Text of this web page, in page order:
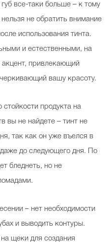
все-таки больше – к тому
не обратить внимание
использования тинта.
и естественными, на
акцент, привлекающий
вашу красоту.
стойкости продукта на
вы не найдете – тинт не
так как он уже въелся в
до следующего дня. По
бледнеть, но не
– нет необходимости
и выводить контуры.
щеки для создания